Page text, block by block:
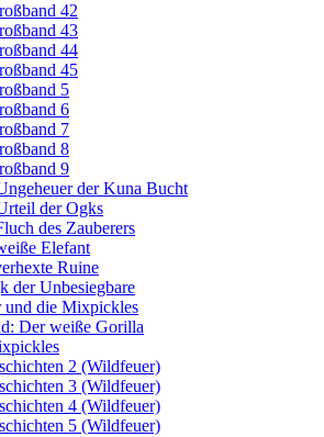
42
43
44
45
5
6
7
8
9
der Kuna Bucht
der Ogks
des Zauberers
Elefant
Ruine
der Unbesiegbare
die Mixpickles
Der weiße Gorilla
2 (Wildfeuer)
3 (Wildfeuer)
4 (Wildfeuer)
5 (Wildfeuer)